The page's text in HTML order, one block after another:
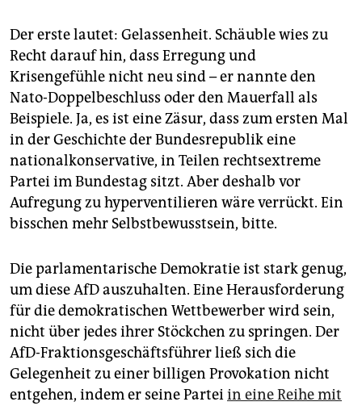
Der erste lautet: Gelassenheit. Schäuble wies zu
Recht darauf hin, dass Erregung und
Krisengefühle nicht neu sind – er nannte den
Nato-Doppelbeschluss oder den Mauerfall als
Beispiele. Ja, es ist eine Zäsur, dass zum ersten Mal
in der Geschichte der Bundesrepublik eine
nationalkonservative, in Teilen rechtsextreme
Partei im Bundestag sitzt. Aber deshalb vor
Aufregung zu hyperventilieren wäre verrückt. Ein
bisschen mehr Selbstbewusstsein, bitte.
Die parlamentarische Demokratie ist stark genug,
um diese AfD auszuhalten. Eine Herausforderung
für die demokratischen Wettbewerber wird sein,
nicht über jedes ihrer Stöckchen zu springen. Der
AfD-Fraktionsgeschäftsführer ließ sich die
Gelegenheit zu einer billigen Provokation nicht
entgehen, indem er seine Parteiin eine Reihe mit